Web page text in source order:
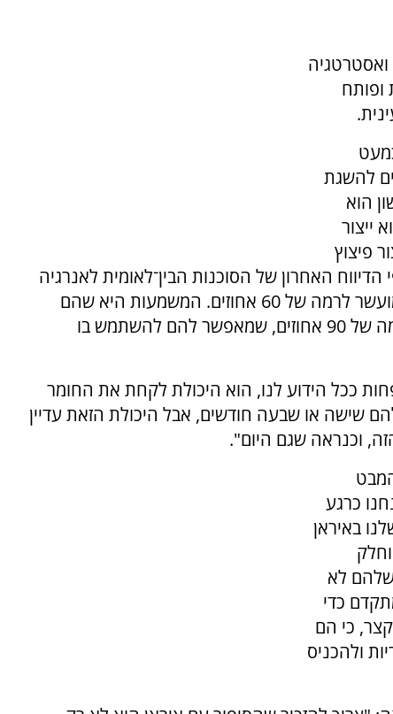
ואסטרטגיה
ופותח
להשגת
הוא
ייצור
פיצוץ
האחרון של הסוכנות הבין־לאומית לאנרגיה
אטומית, יש להם כבר 400 קילוגרמים של חומר מועשר לרמה של 60 אחוזים. המשמעות היא שהם
צריכים פרק זמן קצר כדי להעשיר את החומר לרמה של 90 אחוזים, שמאפשר להם להשתמש בו
ככל הידוע לנו, הוא היכולת לקחת את החומר
שישה או שבעה חודשים, אבל היכולת הזאת עדיין
וכנראה שגם היום".
כרגע
באיראן
שלהם לא
כדי
כי הם
ולהכניס